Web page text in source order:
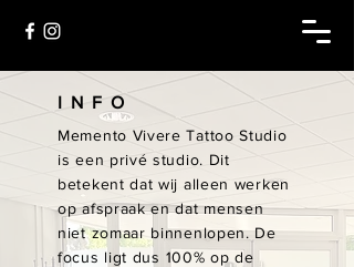
INFO
Memento Vivere Tattoo Studio
is een privé studio. Dit
betekent dat wij alleen werken
op afspraak en dat mensen
niet zomaar binnenlopen. De
focus ligt dus 100% op de